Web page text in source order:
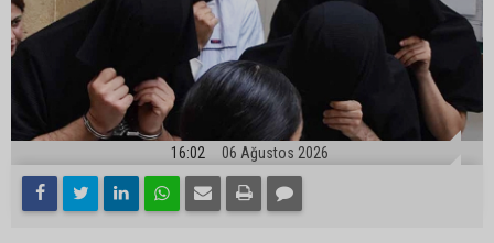
16:02 06 Ağustos 2026